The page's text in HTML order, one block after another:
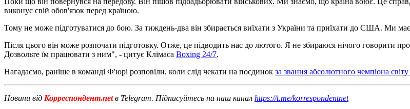
виконує свій обов'язок перед країною.
Тому не може підготуватися до бою. За тиждень-два він збирається виїхати з України та приїхати до США. Ми
Після цього він може розпочати підготовку. Отже, це підводить нас до лютого. Я не збираюся нічого
Дозвольте їм працювати з ним", - цитує Клімаса Вoxing 24/7.
Нагадаємо, раніше в команді Ф'юрі розповіли, коли слід чекати на поєдинок за звання абсолютного чемпіона
Новини від Корреспондент.netв Telegram. Підписуйтесь на наш канал https://t.me/korrespondentnet